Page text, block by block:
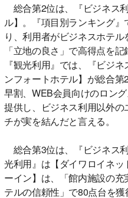
総合第2位は、『ビジネス
ル】。『項目別ランキング
り、利用者がビジネスホテ
「立地の良さ」で高得点を
『観光利用』では、『ビジ
ンフォートホテル】が総合
早割、WEB会員向けのロン
提供し、ビジネス利用以外
チが実を結んだと言える。
総合第3位は、『ビジネス
光利用』は【ダイワロイネッ
ーイン】は、「館内施設の
テルの信頼性」で80点台を